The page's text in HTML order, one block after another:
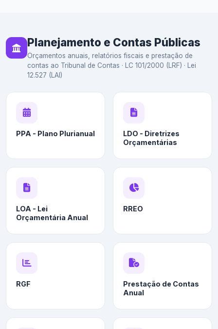
Planejamento e Contas Públicas
Orçamentos anuais, relatórios fiscais e prestação de
contas ao Tribunal de Contas · LC 101/2000 (LRF) · Lei
12.527 (LAI)
PPA - Plano Plurianual
LDO - Diretrizes
Orçamentárias
LOA - Lei
Orçamentária Anual
RREO
RGF
Prestação de Contas
Anual